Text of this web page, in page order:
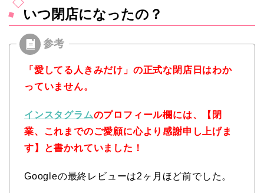
いつ閉店になったの？
「愛してる人きみだけ」の正式な閉店日はわか
っていません。
インスタグラムのプロフィール欄には、【閉
業、これまでのご愛顧に心より感謝申し上げま
す】と書かれていました！
Googleの最終レビューは2ヶ月ほど前でした。